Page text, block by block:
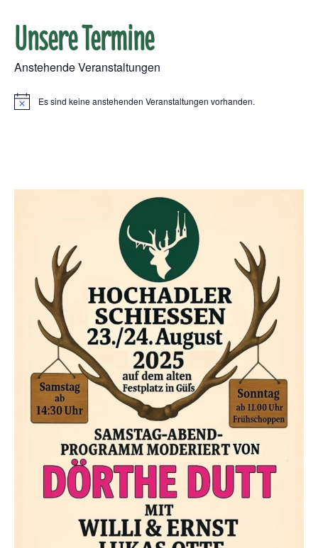
Unsere Termine
Anstehende Veranstaltungen
Es sind keine anstehenden Veranstaltungen vorhanden.